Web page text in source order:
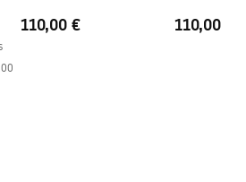
110,00 € 110,00 €